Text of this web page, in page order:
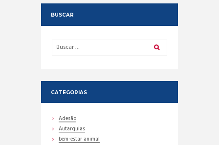
BUSCAR
CATEGORIAS
Adesão
Autarquias
bem-estar animal